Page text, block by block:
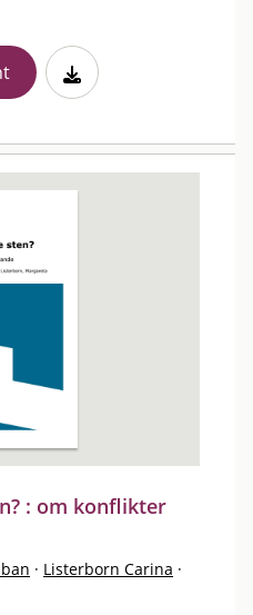
: om konflikter
· Listerborn Carina ·